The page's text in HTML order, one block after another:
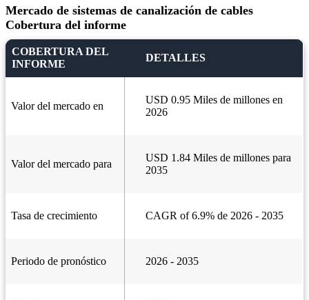
Mercado de sistemas de canalización de cables
Cobertura del informe
COBERTURA DEL
INFORME
DETALLES
Valor del mercado en
USD 0.95 Miles de millones en
2026
Valor del mercado para
USD 1.84 Miles de millones para
2035
Tasa de crecimiento CAGR of 6.9% de 2026 - 2035
Periodo de pronóstico 2026 - 2035